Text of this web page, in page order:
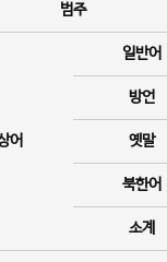
범주
어
일반어
방언
옛말
북한어
소계